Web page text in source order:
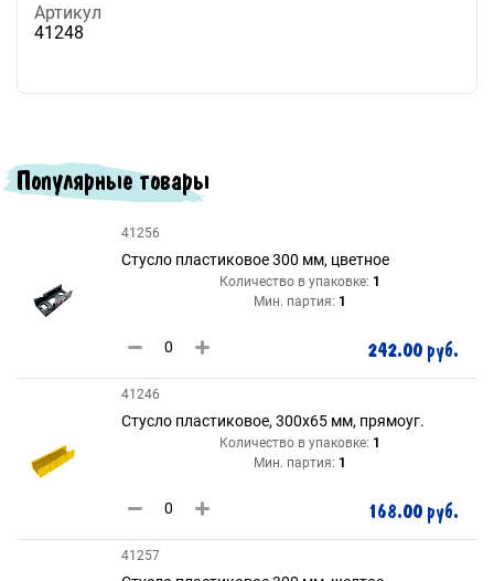
Артикул
41248
Популярные товары
41256
Стусло пластиковое 300 мм, цветное
Количество в упаковке: 1
Мин. партия: 1
242.00 руб.
41246
Стусло пластиковое, 300х65 мм, прямоуг.
Количество в упаковке: 1
Мин. партия: 1
168.00 руб.
41257